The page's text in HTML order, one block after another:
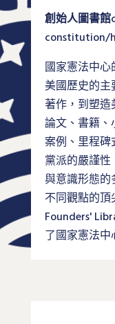
創始人圖書館
constitution/
國家憲法中
美國歷史的
著作，到塑造
論文、書籍
案例、里程
黨派的嚴謹性
與意識形態的
不同觀點的
Founders'
了國家憲法中